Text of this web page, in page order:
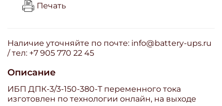
Печать
Описание
ИБП ДПК-3/3-150-380-Т переменного тока
изготовлен по технологии онлайн, на выходе
Наличие уточняйте по почте: info@battery-ups.ru
/ тел: +7 905 770 22 45